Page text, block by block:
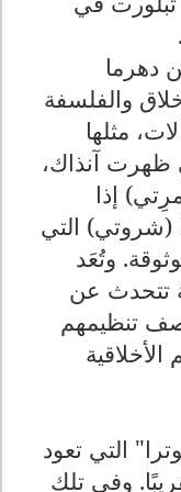
دهرما
والفلسفة
مثلها
ظهرت آنذاك،
إذا
(شروتي) التي
وتُعَد
تتحدث عن
تنظيمهم
التي تعود
وفي تلك